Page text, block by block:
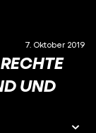
7. Oktober 2019
UND